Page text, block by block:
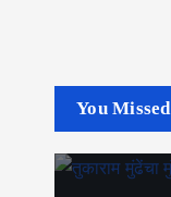
You Missed